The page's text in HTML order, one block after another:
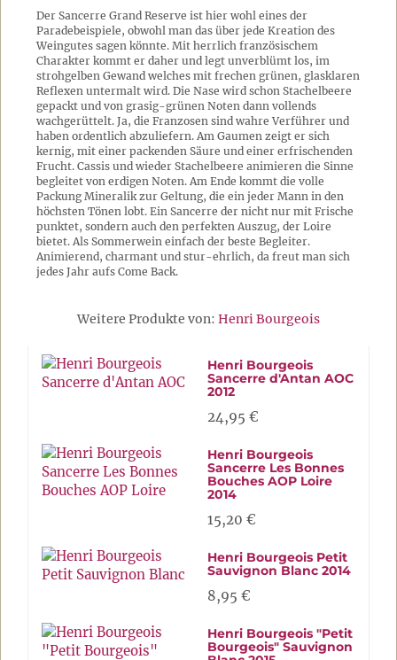
Der Sancerre Grand Reserve ist hier wohl eines der
Paradebeispiele, obwohl man das über jede Kreation des
Weingutes sagen könnte. Mit herrlich französischem
Charakter kommt er daher und legt unverblümt los, im
strohgelben Gewand welches mit frechen grünen, glasklaren
Reflexen untermalt wird. Die Nase wird schon Stachelbeere
gepackt und von grasig-grünen Noten dann vollends
wachgerüttelt. Ja, die Franzosen sind wahre Verführer und
haben ordentlich abzuliefern. Am Gaumen zeigt er sich
kernig, mit einer packenden Säure und einer erfrischenden
Frucht. Cassis und wieder Stachelbeere animieren die Sinne
begleitet von erdigen Noten. Am Ende kommt die volle
Packung Mineralik zur Geltung, die ein jeder Mann in den
höchsten Tönen lobt. Ein Sancerre der nicht nur mit Frische
punktet, sondern auch den perfekten Auszug, der Loire
bietet. Als Sommerwein einfach der beste Begleiter.
Animierend, charmant und stur-ehrlich, da freut man sich
jedes Jahr aufs Come Back.
Weitere Produkte von: Henri Bourgeois
Henri Bourgeois
Sancerre d'Antan AOC
2012
24,95 €
Henri Bourgeois
Sancerre Les Bonnes
Bouches AOP Loire
2014
15,20 €
Henri Bourgeois Petit
Sauvignon Blanc 2014
8,95 €
Henri Bourgeois "Petit
Bourgeois" Sauvignon